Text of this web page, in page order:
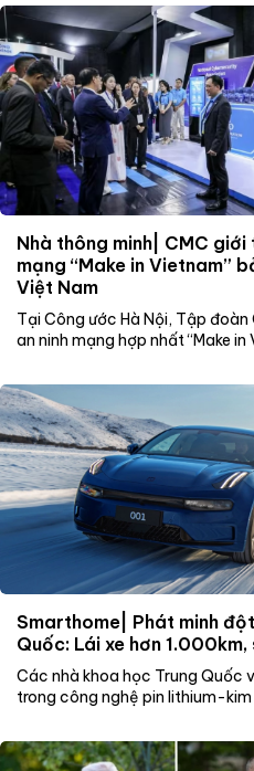
Nhà thông minh| CMC giới
mạng “Make in Vietnam”
Việt Nam
Tại Công ước Hà Nội, Tập
an ninh mạng hợp nhất “Make in
Smarthome| Phát minh
Quốc: Lái xe hơn
Các nhà khoa học Trung Quốc
trong công nghệ pin lithium-kim